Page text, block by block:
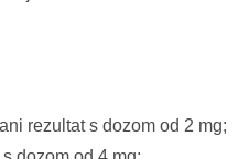
rezultat s dozom od 2 mg;